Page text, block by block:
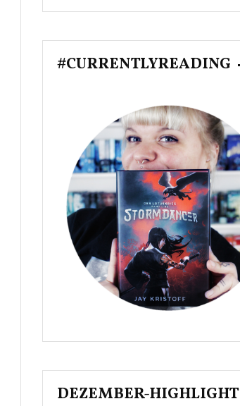
#CURRENTLYREADING
DEZEMBER-HIGHLIGHT